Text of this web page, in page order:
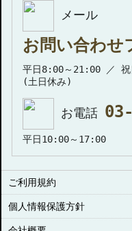
メール
お問い合わせ
平日8:00～21:00 ／
(土日休み)
お電話
平日10:00～17:00
ご利用規約
個人情報保護方針